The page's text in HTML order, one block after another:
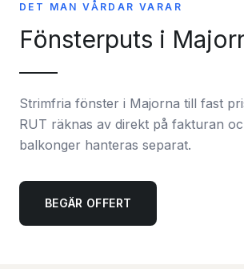
DET MAN VÅRDAR VARAR
Fönsterputs i
Strimfria fönster i Majorna till fast
RUT räknas av direkt på fakturan
balkonger hanteras separat.
BEGÄR OFFERT